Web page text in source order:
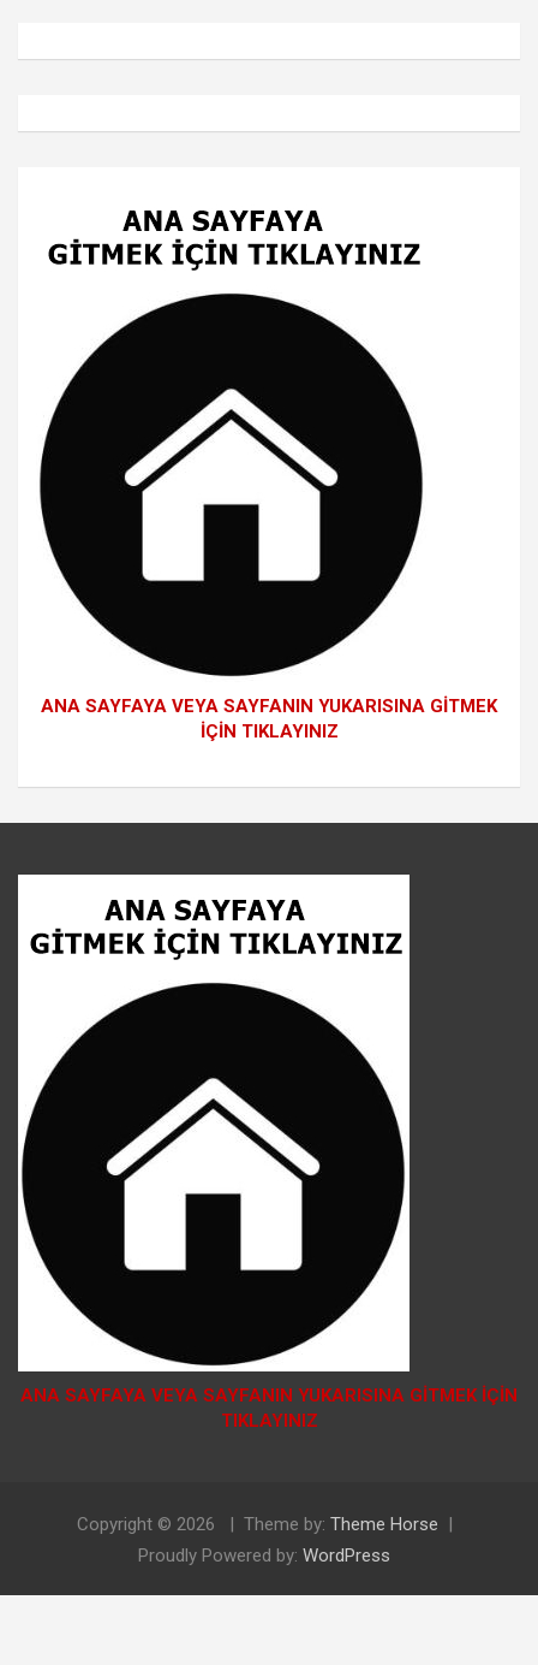
ANA SAYFAYA VEYA SAYFANIN YUKARISINA GİTMEK
İÇİN TIKLAYINIZ
ANA SAYFAYA VEYA SAYFANIN YUKARISINA GİTMEK İÇİN
TIKLAYINIZ
Copyright © 2026 Theme by: Theme Horse
Proudly Powered by: WordPress